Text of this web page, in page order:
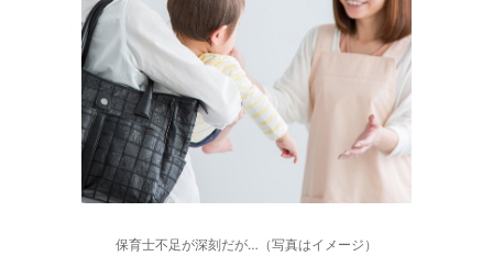
保育士不足が深刻だが…（写真はイメージ）